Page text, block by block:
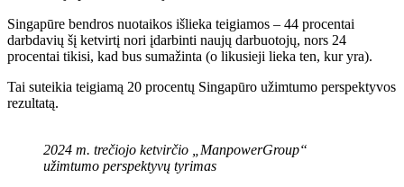
Singapūre bendros nuotaikos išlieka teigiamos – 44 procentai
darbdavių šį ketvirtį nori įdarbinti naujų darbuotojų, nors 24
procentai tikisi, kad bus sumažinta (o likusieji lieka ten, kur yra).
Tai suteikia teigiamą 20 procentų Singapūro užimtumo perspektyvos
rezultatą.
2024 m. trečiojo ketvirčio „ManpowerGroup“
užimtumo perspektyvų tyrimas